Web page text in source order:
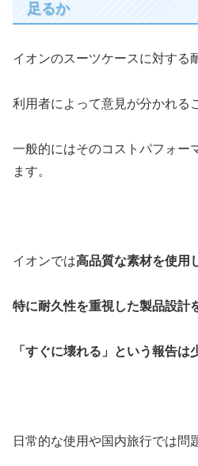
足るか
イオンのスーツケースに対する
利用者によって意見が分かれる
一般的にはそのコストパフォー
ます。
イオンでは高品質な素材を使用
特に耐久性を重視した製品設計
「すぐに壊れる」という報告は
日常的な使用や国内旅行では問